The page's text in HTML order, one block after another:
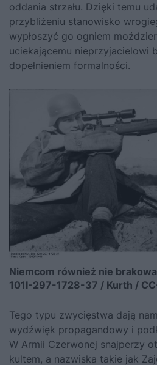
oddania strzału. Dzięki temu
przybliżeniu stanowisko
wypłoszyć go ogniem
uciekającemu nieprzyjacielowi
dopełnieniem formalności.
Niemcom również nie
101I-297-1728-37 / Kurth /
Tego typu zwycięstwa dają
wydźwięk propagandowy i
W Armii Czerwonej snajperzy
kultem, a nazwiska takie jak